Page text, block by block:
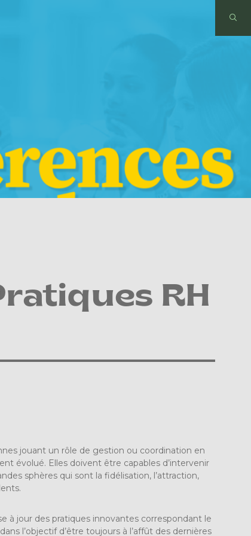
RH
jouant un rôle de gestion ou coordination en
évolué. Elles doivent être capables d’intervenir
sphères qui sont la fidélisation, l’attraction,
à jour des pratiques innovantes correspondant le
l’objectif d’être toujours à l’affût des dernières